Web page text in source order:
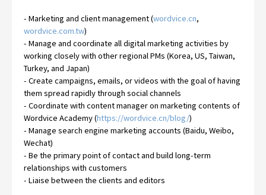
- Marketing and client management (wordvice.cn,
wordvice.com.tw)
- Manage and coordinate all digital marketing activities by
working closely with other regional PMs (Korea, US, Taiwan,
Turkey, and Japan)
- Create campaigns, emails, or videos with the goal of having
them spread rapidly through social channels
- Coordinate with content manager on marketing contents of
Wordvice Academy (https://wordvice.cn/blog/)
- Manage search engine marketing accounts (Baidu, Weibo,
Wechat)
- Be the primary point of contact and build long-term
relationships with customers
- Liaise between the clients and editors